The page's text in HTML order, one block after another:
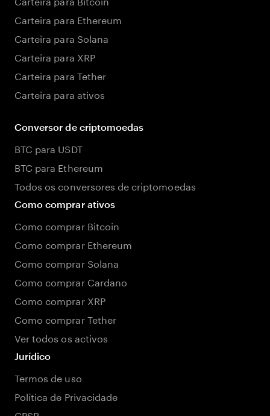
Carteira para Ethereum
Carteira para Solana
Carteira para XRP
Carteira para Tether
Carteira para ativos
Conversor de criptomoedas
BTC para USDT
BTC para Ethereum
Todos os conversores de criptomoedas
Como comprar ativos
Como comprar Bitcoin
Como comprar Ethereum
Como comprar Solana
Como comprar Cardano
Como comprar XRP
Como comprar Tether
Ver todos os activos
Jurídico
Termos de uso
Política de Privacidade